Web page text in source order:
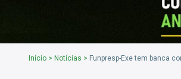
Início > Notícias > Funpresp-Exe tem banca